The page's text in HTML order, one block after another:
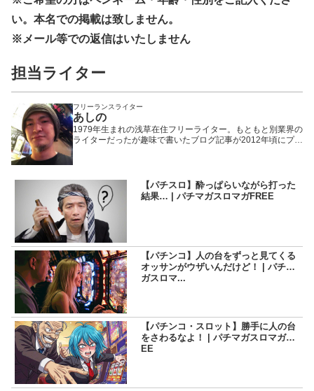
い。本名での掲載は致しません。
※メール等での返信はいたしません
担当ライター
フリーランスライター
あしの
1979年生まれの浅草在住フリーライター。もともと別業界の
ライターだったが趣味で書いたブログ記事が2012年頃にプチ
トーにしているため記事の内容もそっち方面が多め。
【パチスロ】酔っぱらいながら打った
結果… | パチマガスロマガFREE
【パチンコ】人の台をずっと見てくる
オッサンがウザいんだけど！ | パチマ
ガスロマ...
【パチンコ・スロット】勝手に人の台
をさわるなよ！ | パチマガスロマガFR
EE